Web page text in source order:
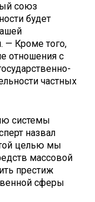
союз
будет
— Кроме того,
отношения с
частных
системы
назвал
целью мы
массовой
престиж
сферы